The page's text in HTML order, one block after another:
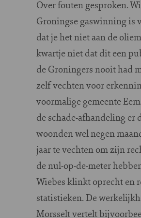
Over fouten gesproken.
Groningse gaswinning is
dat je het niet aan de
kwartje niet dat dit een
de Groningers nooit had
zelf vechten voor
voormalige gemeente
de schade-afhandeling er
woonden wel negen
jaar te vechten om zijn
de nul-op-de-meter
Wiebes klinkt oprecht en
statistieken. De
Morsselt vertelt